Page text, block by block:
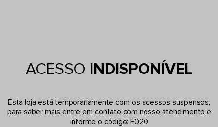
ACESSO INDISPONÍVEL
Esta loja está temporariamente com os acessos suspensos,
para saber mais entre em contato com nosso atendimento e
informe o código: F020